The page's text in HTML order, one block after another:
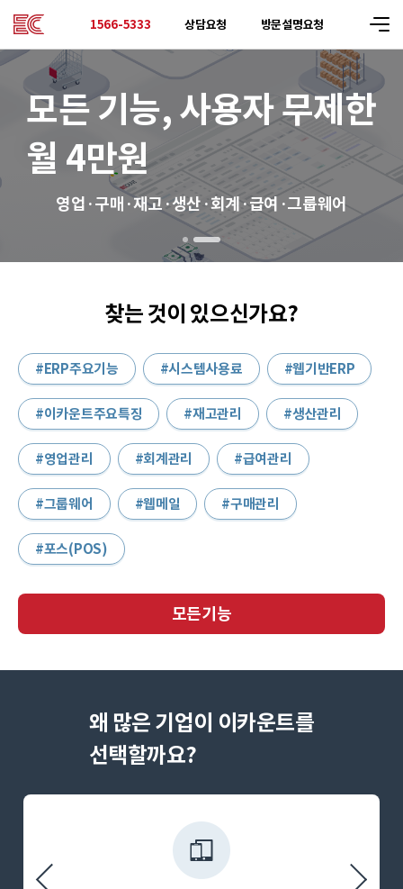
1566-5333 상담요청 방문설명요청
모든 기능, 사용자무제한
월 4만원
영업·구매·재고·생산·회계·급여·그룹웨어
찾는 것이 있으신가요?
ERP주요기능 시스템사용료 웹기반ERP
이카운트주요특징 재고관리 생산관리
영업관리 회계관리 급여관리
그룹웨어 웹메일 구매관리
포스(POS)
모든기능
왜 많은 기업이 이카운트를
선택할까요?